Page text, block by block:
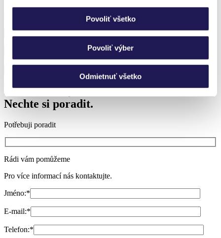
Povoliť všetko
Povoliť výber
Odmietnuť všetko
Přihlaste se k odběru novinek a nic vám neunikne.
Nevíte si rady?
Nechte si poradit.
Potřebuji poradit
Rádi vám pomůžeme
Pro více informací nás kontaktujte.
Jméno:*
E-mail:*
Telefon:*